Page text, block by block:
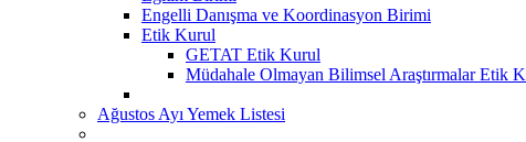
Engelli Danışma ve Koordinasyon Birimi
Etik Kurul
GETAT Etik Kurul
Müdahale Olmayan Bilimsel Araştırmalar Etik
Ağustos Ayı Yemek Listesi